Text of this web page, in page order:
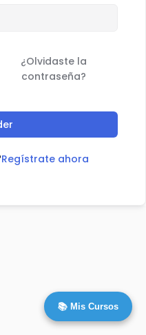
¿Olvidaste la
contraseña?
Regístrate ahora
📚 Mis Cursos